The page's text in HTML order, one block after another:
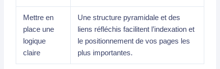
Mettre en
place une
logique
claire
Une structure pyramidale et des
liens réfléchis facilitent l’indexation et
le positionnement de vos pages les
plus importantes.